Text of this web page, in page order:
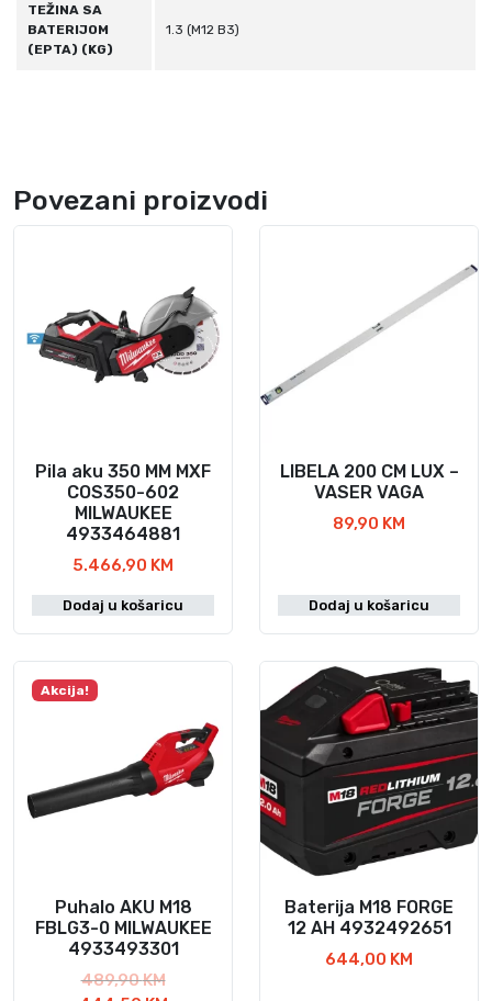
TEŽINA SA
BATERIJOM
(EPTA) (KG)
1.3 (M12 B3)
Povezani proizvodi
Pila aku 350 MM MXF
COS350-602
MILWAUKEE
4933464881
5.466,90 KM
Dodaj u košaricu
LIBELA 200 CM LUX –
VASER VAGA
89,90 KM
Dodaj u košaricu
Akcija!
Puhalo AKU M18
FBLG3-0 MILWAUKEE
4933493301
489,90KM
Baterija M18 FORGE
12 AH 4932492651
644,00 KM